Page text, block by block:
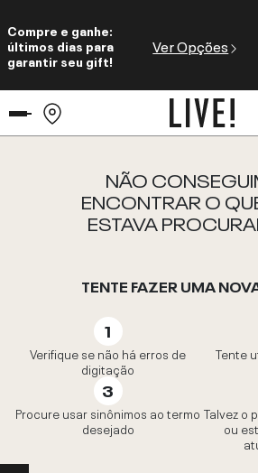
Compre e ganhe:
últimos dias para
garantir seu gift!
Ver Opções
NÃO
ENCONTRAR O
ESTAVA
TENTE FAZER UMA
Verifique se não há erros de
digitação
Tente
Procure usar sinônimos ao termo
desejado
Talvez o
ou